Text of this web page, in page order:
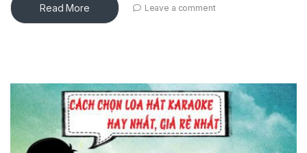
Read More Leave a comment